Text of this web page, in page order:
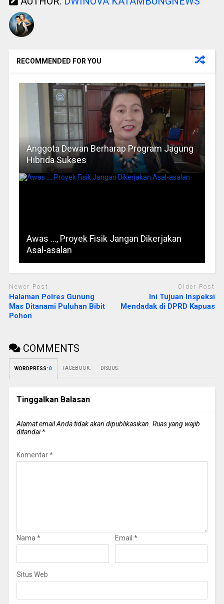
RECOMMENDED FOR YOU
Anggota Dewan Berharap Program Jagung
Hibrida Sukses
Awas …, Proyek Fisik Jangan Dikerjakan
Asal-asalan
Newer Post
Halaman Polres Gunung
Mas Ditanami Puluhan Bibit
Pohon
Older Post
Ini Tujuan Inspeksi
Mendadak di DPRD Kapuas
COMMENTS
WORDPRESS: 0 FACEBOOK: DISQUS:
Tinggalkan Balasan
Alamat email Anda tidak akan dipublikasikan. Ruas yang wajib
ditandai*
Komentar*
Nama* Email *
Situs Web